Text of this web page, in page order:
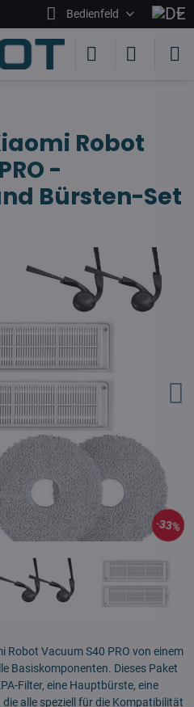
Bedienfeld
33%
Robot
-
Bürsten-Set
Robot Vacuum S40 PRO von einem
Basiskomponenten. Dieses Paket
Filter, eine Hauptbürste, eine
alle speziell für die Kompatibilität